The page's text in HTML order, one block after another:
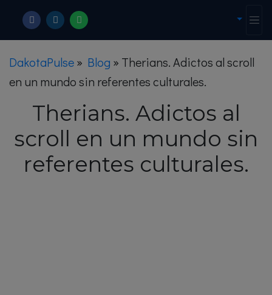
DakotaPulse» Blog » Therians. Adictos al scroll
en un mundo sin referentes culturales.
Therians. Adictos al
scroll en un mundo sin
referentes culturales.